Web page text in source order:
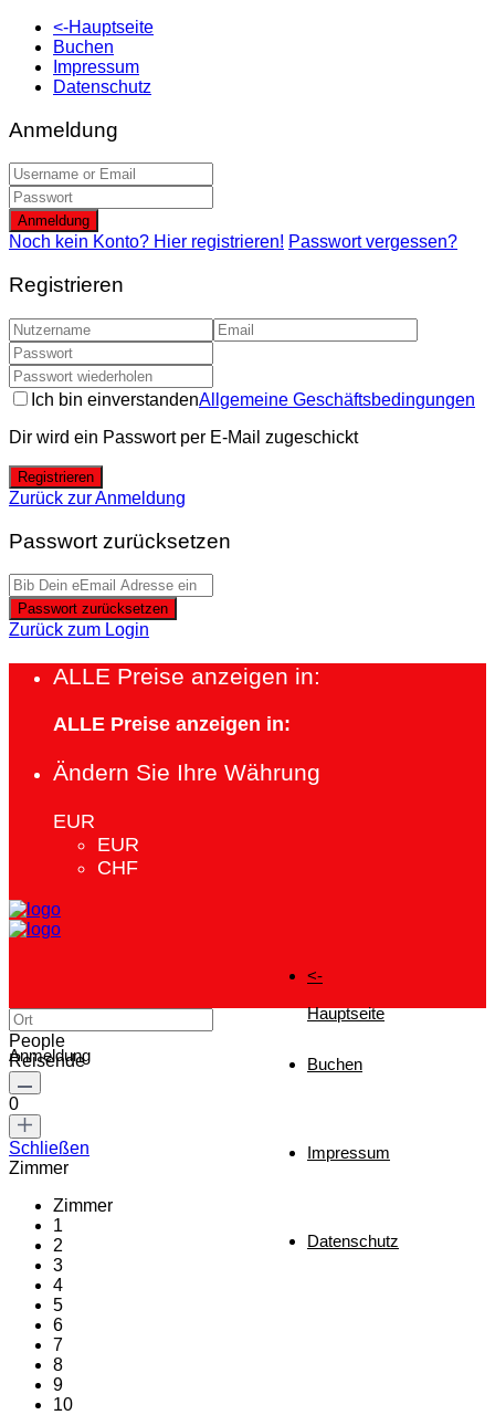
<-Hauptseite
Buchen
Impressum
Datenschutz
Anmeldung
Anmeldung
Noch kein Konto? Hier registrieren! Passwort vergessen?
Registrieren
Ich bin einverstandenAllgemeine Geschäftsbedingungen
Dir wird ein Passwort per E-Mail zugeschickt
Registrieren
Zurück zur Anmeldung
Passwort zurücksetzen
Passwort zurücksetzen
Zurück zum Login
ALLE Preise anzeigen in:
ALLE Preise anzeigen in:
Ändern Sie Ihre Währung
EUR
EUR
CHF
<-
Hauptseite
Buchen
Impressum
Datenschutz
Anmeldung
People
Reisende
0
Schließen
Zimmer
Zimmer
1
2
3
4
5
6
7
8
9
10